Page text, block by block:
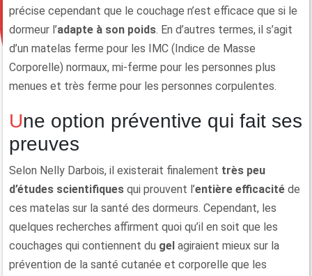
précise cependant que le couchage n’est efficace que si le
dormeur l’adapte à son poids. En d’autres termes, il s’agit
d’un matelas ferme pour les IMC (Indice de Masse
Corporelle) normaux, mi-ferme pour les personnes plus
menues et très ferme pour les personnes corpulentes.
Une option préventive qui fait ses
preuves
Selon Nelly Darbois, il existerait finalement très peu
d’études scientifiques qui prouvent l’entière efficacité de
ces matelas sur la santé des dormeurs. Cependant, les
quelques recherches affirment quoi qu’il en soit que les
couchages qui contiennent du gel agiraient mieux sur la
prévention de la santé cutanée et corporelle que les